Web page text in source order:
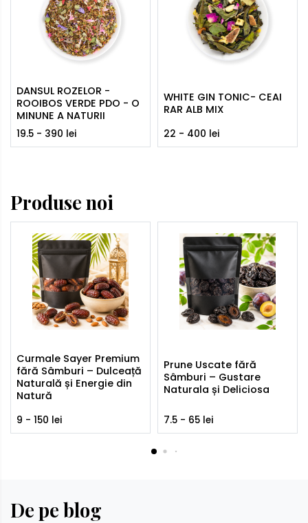
DANSUL ROZELOR -
ROOIBOS VERDE PDO - O
MINUNE A NATURII
19.5 - 390 lei
WHITE GIN TONIC- CEAI
RAR ALB MIX
22 - 400 lei
Produse noi
Curmale Sayer Premium
fără Sâmburi – Dulceață
Naturală și Energie din
Natură
9 - 150 lei
Prune Uscate fără
Sâmburi – Gustare
Naturala și Deliciosa
7.5 - 65 lei
De pe blog